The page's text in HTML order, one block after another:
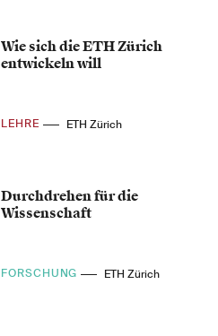
Wie sich die ETH Zürich
entwickeln will
LEHRE ETH Zürich
Durchdrehen für die
Wissenschaft
FORSCHUNG ETH Zürich